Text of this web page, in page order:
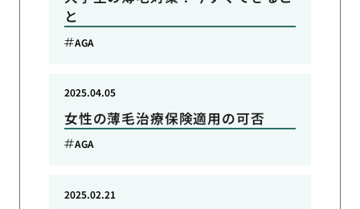
と
AGA
女性の薄毛治療保険適用の可否
2025.04.05
AGA
2025.02.21